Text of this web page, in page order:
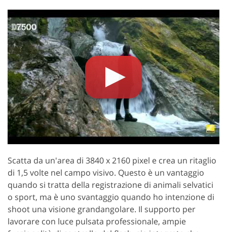
Scatta da un'area di 3840 x 2160 pixel e crea un ritaglio
di 1,5 volte nel campo visivo. Questo è un vantaggio
quando si tratta della registrazione di animali selvatici
o sport, ma è uno svantaggio quando ho intenzione di
shoot una visione grandangolare. Il supporto per
lavorare con luce pulsata professionale, ampie